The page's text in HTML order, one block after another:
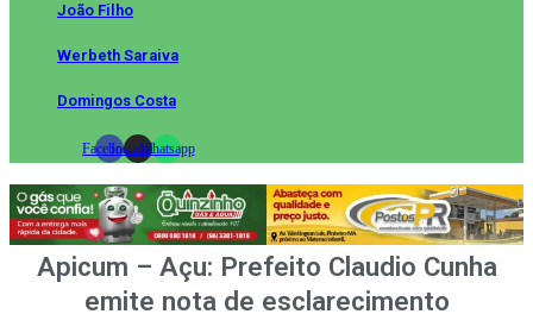
João Filho
Werbeth Saraiva
Domingos Costa
FacebookInstagramWhatsapp
Apicum – Açu: Prefeito Claudio Cunha
emite nota de esclarecimento